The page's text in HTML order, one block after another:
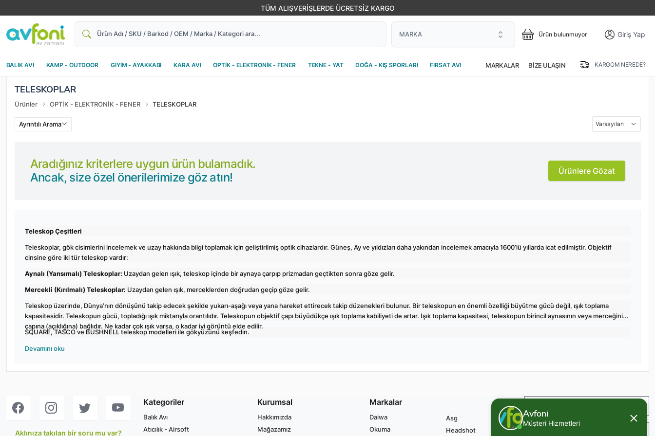
TÜM ALIŞVERİŞLERDE ÜCRETSİZ KARGO
Ara
Ürün bulunmuyor Giriş Yap
BALIK AVI KAMP - OUTDOOR GİYİM - AYAKKABI KARA AVI OPTİK - ELEKTRONİK - FENER TEKNE - YAT DOĞA - KIŞ SPORLARI FIRSAT AVI MARKALAR BIZE ULAŞIN KARGOM NEREDE?
TELESKOPLAR
Ürünler OPTİK - ELEKTRONİK - FENER TELESKOPLAR
Ayrıntılı Arama
Aradığınız kriterlere uygun ürün bulamadık.
Ancak, size özel önerilerimize göz atın!
Ürünlere Gözat
Teleskop Çeşitleri
Teleskoplar, gök cisimlerini incelemek ve uzay hakkında bilgi toplamak için geliştirilmiş optik cihazlardır. Güneş, Ay ve yıldızları daha yakından incelemek amacıyla 1600’lü yıllarda icat edilmiştir. Objektif
cinsine göre iki tür teleskop vardır:
Aynalı (Yansımalı) Teleskoplar: Uzaydan gelen ışık, teleskop içinde bir aynaya çarpıp prizmadan geçtikten sonra göze gelir.
Mercekli (Kırılmalı) Teleskoplar: Uzaydan gelen ışık, merceklerden doğrudan geçip göze gelir.
Teleskop üzerinde, Dünya’nın dönüşünü takip edecek şekilde yukarı-aşağı veya yana hareket ettirecek takip düzenekleri bulunur. Bir teleskopun en önemli özelliği büyütme gücü değil, ışık toplama
kapasitesidir. Teleskopun gücü, topladığı ışık miktarıyla orantılıdır. Teleskopun objektif çapı büyüdükçe ışık toplama kabiliyeti de artar. Işık toplama kapasitesi, teleskopun birincil aynasının veya merceğinin
çapına (açıklığına) bağlıdır. Ne kadar çok ışık varsa, o kadar iyi görüntü elde edilir.
SQUARE, TASCO ve BUSHNELL teleskop modelleri ile gökyüzünü keşfedin.
Devamını oku
Aklınıza takılan bir soru mu var?
Kategoriler
Balık Avı
Atıcılık - Airsoft
Kurumsal
Hakkımızda
Mağazamız
Markalar
Daiwa
Okuma
Asg
Headshot
Avfoni
Müşteri Hizmetleri